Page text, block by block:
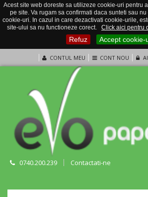
Acest site web doreste sa utilizeze cookie-uri pentru
pe site. Va rugam sa confirmati daca sunteti sau
cookie-uri. In cazul in care dezactivati cookie-urile,
site-ului sa nu functioneze corect.
Click aici pentru
Refuz Accept cookie-
CONTUL MEU CONT NOU
0740.200.239 Contactati-ne